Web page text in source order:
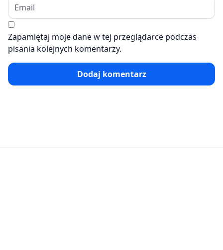
Zapamiętaj moje dane w tej przeglądarce podczas
pisania kolejnych komentarzy.
Dodaj komentarz